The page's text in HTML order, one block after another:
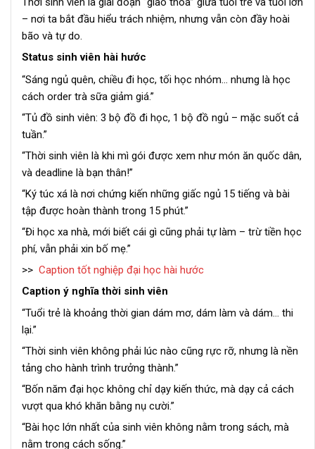
– nơi ta bắt đầu hiểu trách nhiệm, nhưng vẫn còn đầy hoài
bão và tự do.
Status sinh viên hài hước
“Sáng ngủ quên, chiều đi học, tối học nhóm… nhưng là học
cách order trà sữa giảm giá.”
“Tủ đồ sinh viên: 3 bộ đồ đi học, 1 bộ đồ ngủ – mặc suốt cả
tuần.”
“Thời sinh viên là khi mì gói được xem như món ăn quốc dân,
và deadline là bạn thân!”
“Ký túc xá là nơi chứng kiến những giấc ngủ 15 tiếng và bài
tập được hoàn thành trong 15 phút.”
“Đi học xa nhà, mới biết cái gì cũng phải tự làm – trừ tiền học
phí, vẫn phải xin bố mẹ.”
>> Caption tốt nghiệp đại học hài hước
Caption ý nghĩa thời sinh viên
“Tuổi trẻ là khoảng thời gian dám mơ, dám làm và dám… thi
lại.”
“Thời sinh viên không phải lúc nào cũng rực rỡ, nhưng là nền
tảng cho hành trình trưởng thành.”
“Bốn năm đại học không chỉ dạy kiến thức, mà dạy cả cách
vượt qua khó khăn bằng nụ cười.”
“Bài học lớn nhất của sinh viên không nằm trong sách, mà
nằm trong cách sống.”